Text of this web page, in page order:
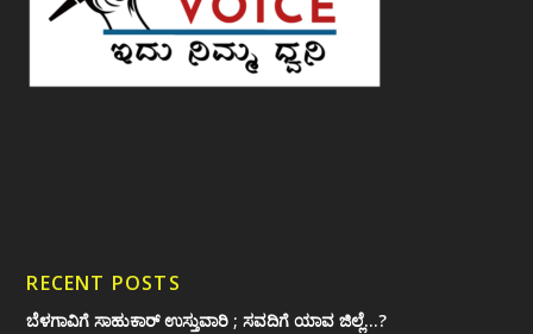
RECENT POSTS
ಬೆಳಗಾವಿಗೆ ಸಾಹುಕಾರ್ ಉಸ್ತುವಾರಿ ; ಸವದಿಗೆ ಯಾವ ಜಿಲ್ಲೆ…?